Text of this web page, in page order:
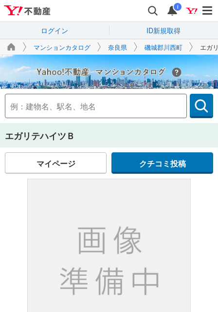
i
ログイン ID新規取得
マンションカタログ 奈良県 磯城郡川西町 エガ
Yahoo!不動産
エガリテハイツＢ
マイページ クチコミ投稿